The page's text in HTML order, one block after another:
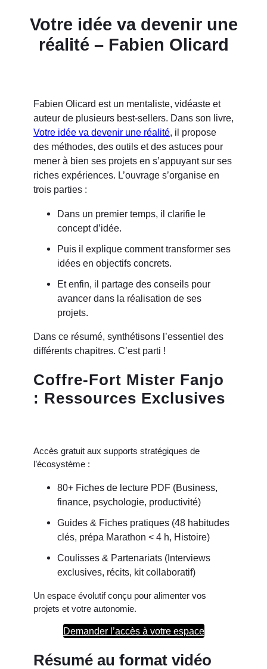
Votre idée va devenir une
réalité – Fabien Olicard
Fabien Olicard est un mentaliste, vidéaste et
auteur de plusieurs best-sellers. Dans son livre,
Votre idée va devenir une réalité, il propose
des méthodes, des outils et des astuces pour
mener à bien ses projets en s’appuyant sur ses
riches expériences. L’ouvrage s’organise en
trois parties :
Dans un premier temps, il clarifie le
concept d’idée.
Puis il explique comment transformer ses
idées en objectifs concrets.
Et enfin, il partage des conseils pour
avancer dans la réalisation de ses
projets.
Dans ce résumé, synthétisons l’essentiel des
différents chapitres. C’est parti !
Coffre-Fort Mister Fanjo
: Ressources Exclusives
Accès gratuit aux supports stratégiques de
l’écosystème :
80+ Fiches de lecture PDF (Business,
finance, psychologie, productivité)
Guides & Fiches pratiques (48 habitudes
clés, prépa Marathon < 4 h, Histoire)
Coulisses & Partenariats (Interviews
exclusives, récits, kit collaboratif)
Un espace évolutif conçu pour alimenter vos
projets et votre autonomie.
Demander l’accès à votre espace
Résumé au format vidéo